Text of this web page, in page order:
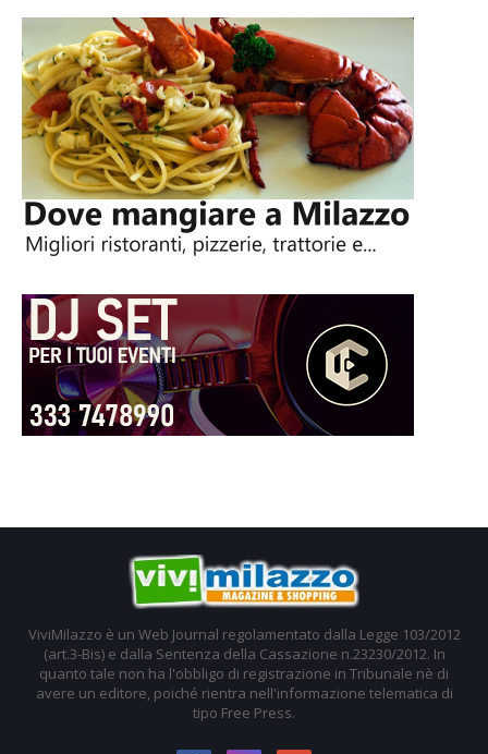
ViviMilazzo è un Web Journal regolamentato dalla Legge 103/2012
(art.3-Bis) e dalla Sentenza della Cassazione n.23230/2012. In
quanto tale non ha l'obbligo di registrazione in Tribunale nè di
avere un editore, poiché rientra nell'informazione telematica di
tipo Free Press.